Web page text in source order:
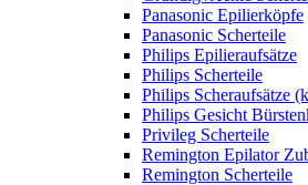
Panasonic Epilierköpfe
Panasonic Scherteile
Philips Epilieraufsätze
Philips Scherteile
Philips Scheraufsätze
Philips Gesicht
Privileg Scherteile
Remington Epilator
Remington Scherteile